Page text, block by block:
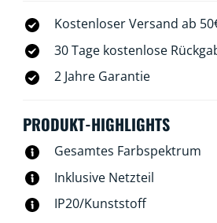
Kostenloser Versand ab
30 Tage kostenlose
2 Jahre Garantie
PRODUKT-HIGHLIGHTS
Gesamtes Farbspektrum
Inklusive Netzteil
IP20/Kunststoff